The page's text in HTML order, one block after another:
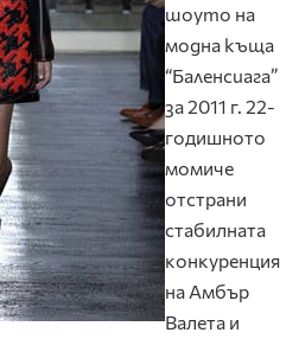
шоуто на
модна къща
“Баленсиага”
за 2011 г. 22-
годишното
момиче
отстрани
стабилната
конкуренция
на Амбър
Валета и